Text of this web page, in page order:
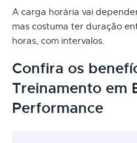
A carga horária vai
mas costuma ter duração
horas, com intervalos.
Confira os
Treinamento em
Performance